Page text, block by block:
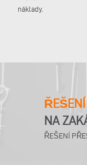
náklady.
ŘEŠENÍ
NA
ŘEŠENÍ